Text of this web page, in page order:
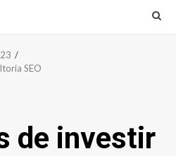
23
SEO
de investir